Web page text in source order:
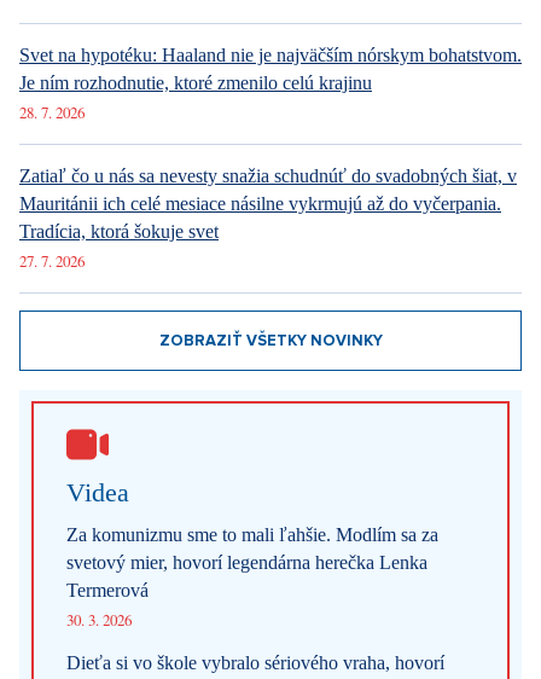
Svet na hypotéku: Haaland nie je najväčším nórskym bohatstvom.
Je ním rozhodnutie, ktoré zmenilo celú krajinu
28. 7. 2026
Zatiaľ čo u nás sa nevesty snažia schudnúť do svadobných šiat, v
Mauritánii ich celé mesiace násilne vykrmujú až do vyčerpania.
Tradícia, ktorá šokuje svet
27. 7. 2026
ZOBRAZIŤ VŠETKY NOVINKY
Videa
Za komunizmu sme to mali ľahšie. Modlím sa za
svetový mier, hovorí legendárna herečka Lenka
Termerová
30. 3. 2026
Dieťa si vo škole vybralo sériového vraha, hovorí